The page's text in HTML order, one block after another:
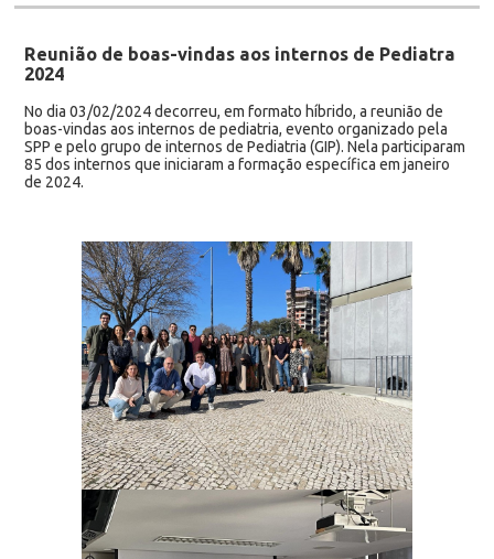
Reunião de boas-vindas aos internos de Pediatra
2024
No dia 03/02/2024 decorreu, em formato híbrido, a reunião de
boas-vindas aos internos de pediatria, evento organizado pela
SPP e pelo grupo de internos de Pediatria (GIP). Nela participaram
85 dos internos que iniciaram a formação específica em janeiro
de 2024.